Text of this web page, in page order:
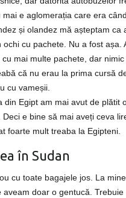
mai e aglomerația care era
și olandez mă așteptam ca
ochi cu pachete. Nu a fost așa.
cu mai multe pachete, dar
că nu erau la prima cursă
cu vameșii.
din Egipt am mai avut de plătit
Deci e bine să mai aveți ceva
foarte mult treaba la Egipteni.
în Sudan
cu toate bagajele jos. La
aveam doar o gentucă. Trebuie